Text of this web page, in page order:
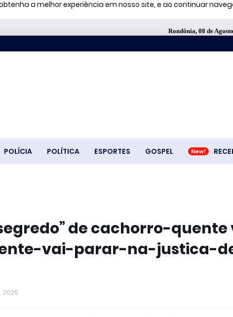
a melhor experiência em nosso site, e ao continuar
Rondônia, 08 de
POLÍCIA POLÍTICA ESPORTES GOSPEL
de cachorro-
vai-parar-na-justica-
2025